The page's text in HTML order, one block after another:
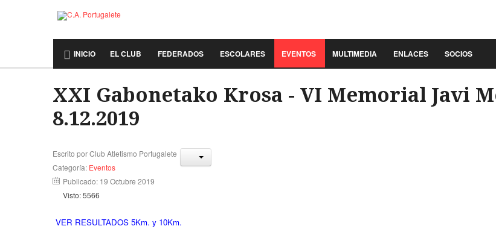
INICIO EL CLUB FEDERADOS ESCOLARES EVENTOS MULTIMEDIA ENLACES SOCIOS
XXI Gabonetako Krosa - VI Memorial Javi
8.12.2019
Escrito porClub Atletismo Portugalete
Categoría: Eventos
Publicado: 19 Octubre 2019
Visto: 5566
VER RESULTADOS 5Km. y 10Km.